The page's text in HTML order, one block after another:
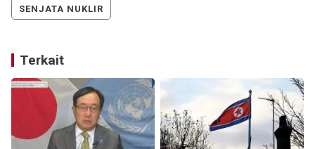
SENJATA NUKLIR
Terkait